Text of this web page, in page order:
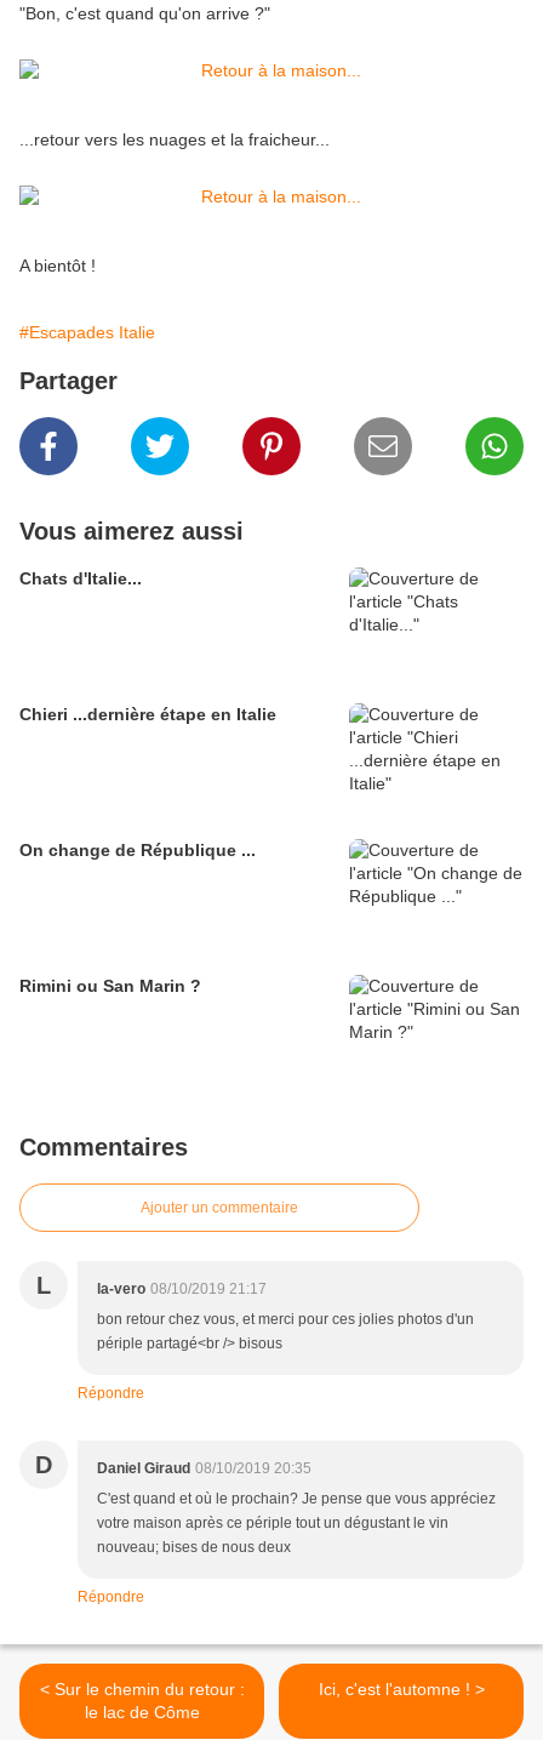
"Bon, c'est quand qu'on arrive ?"
...retour vers les nuages et la fraicheur...
A bientôt !
#Escapades Italie
Partager
Vous aimerez aussi
Chats d'Italie...
Chieri ...dernière étape en Italie
On change de République ...
Rimini ou San Marin ?
Commentaires
Ajouter un commentaire
L la-vero 08/10/2019 21:17
bon retour chez vous, et merci pour ces jolies photos d'un
périple partagé<br /> bisous
Répondre
D Daniel Giraud 08/10/2019 20:35
C'est quand et où le prochain? Je pense que vous appréciez
votre maison après ce périple tout un dégustant le vin
nouveau; bises de nous deux
Répondre
< Sur le chemin du retour :
le lac de Côme
Ici, c'est l'automne ! >